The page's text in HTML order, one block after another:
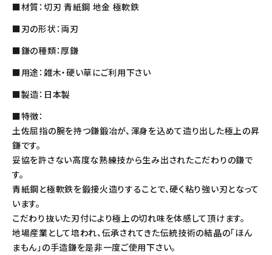
■材質：切刃 青紙鋼 地金 極軟鉄
■刃の形状：両刃
■鎌の種類：厚鎌
■用途：雑木・硬い草にご利用下さい
■製造：日本製
■特徴：
土佐屈指の腕を持つ鎌鍛冶が、渾身を込めて造り出した極上の昇
鎌です。
妥協を許さない高度な熟練技から生み出されたこだわりの鎌で
す。
青紙鋼と極軟鉄を鍛接火造りすることで、硬く粘り強い刃となって
います。
こだわり抜いた刃付により極上の切れ味を体感して頂けます。
地場産業として培われ、伝承されてきた伝統技術の結晶の「ほん
まもん」の手造鎌を是非一度ご使用下さい。